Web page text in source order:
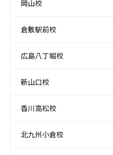
岡山校
倉敷駅前校
広島八丁堀校
新山口校
香川高松校
北九州小倉校